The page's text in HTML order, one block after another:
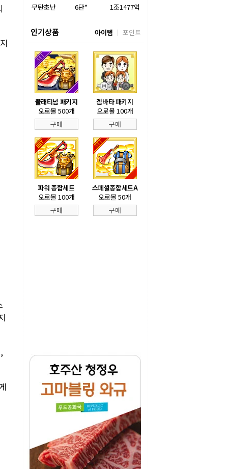
무탄초난
6단* 1조1477억
인기상품 아이템 포인트
플래티넘 패키지
오로볼 500개
구매
겜바타 패키지
오로볼 100개
구매
파워 종합세트
오로볼 100개
구매
스페셜종합세트A
오로볼 50개
구매